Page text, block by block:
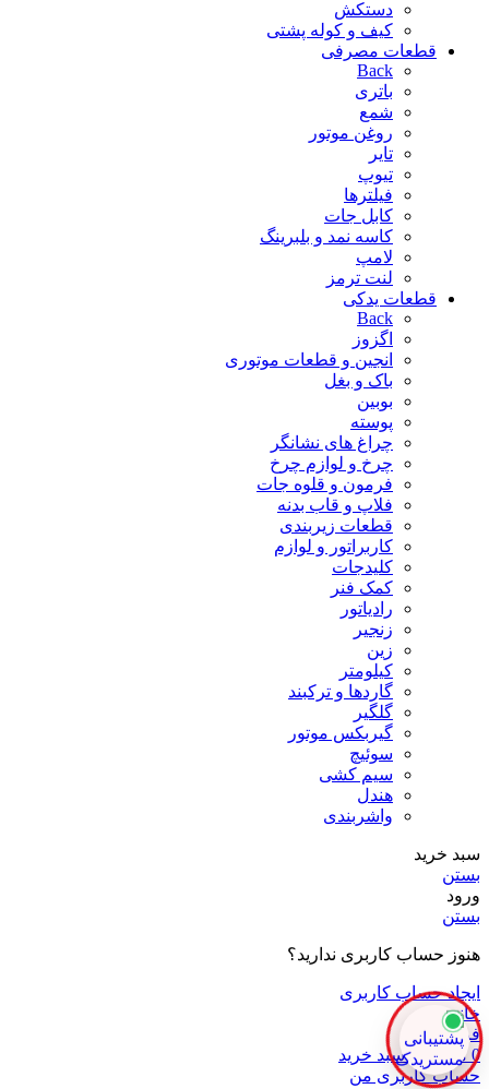
دستکش
کیف و کوله پشتی
قطعات مصرفی
Back
باتری
شمع
روغن موتور
تایر
تیوپ
فیلترها
کابل جات
کاسه نمد و بلبرینگ
لامپ
لنت ترمز
قطعات یدکی
Back
اگزوز
انجین و قطعات موتوری
باک و بغل
بوبین
پوسته
چراغ های نشانگر
چرخ و لوازم چرخ
فرمون و قلوه جات
فلاپ و قاب بدنه
قطعات زیربندی
کاربراتور و لوازم
کلیدجات
کمک فنر
رادیاتور
زنجیر
زین
کیلومتر
گاردها و ترکبند
گلگیر
گیربکس موتور
سوئیچ
سیم کشی
هندل
واشربندی
سبد خرید
بستن
ورود
بستن
هنوز حساب کاربری ندارید؟
ایجاد حساب کاربری
خانه
فروشگاه
0 محصول سبد خرید
حساب کاربری من